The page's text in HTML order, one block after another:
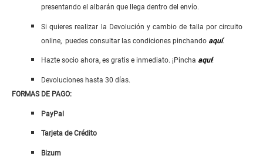
presentando el albarán que llega dentro del envío.
Si quieres realizar la Devolución y cambio de talla por circuito
online, puedes consultar las condiciones pinchando aquí.
Hazte socio ahora, es gratis e inmediato. ¡Pincha aquí!
Devoluciones hasta 30 días.
FORMAS DE PAGO:
PayPal
Tarjeta de Crédito
Bizum